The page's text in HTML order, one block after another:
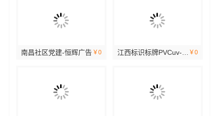
南昌社区党建-恒辉广告 ￥0 ￥0